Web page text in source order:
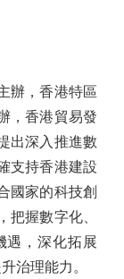
，香港特區
，香港貿易發
出深入推進數
支持香港建設
國家的科技創
把握數字化、
遇，深化拓展
治理能力。